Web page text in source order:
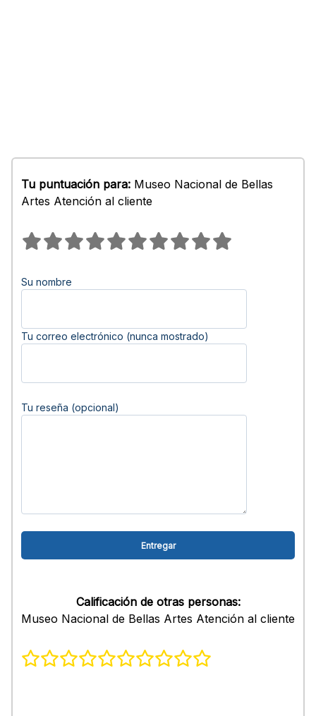
Tu puntuación para: Museo Nacional de Bellas
Artes Atención al cliente
Su nombre
Tu correo electrónico (nunca mostrado)
Tu reseña (opcional)
Calificación de otras personas:
Museo Nacional de Bellas Artes Atención al cliente